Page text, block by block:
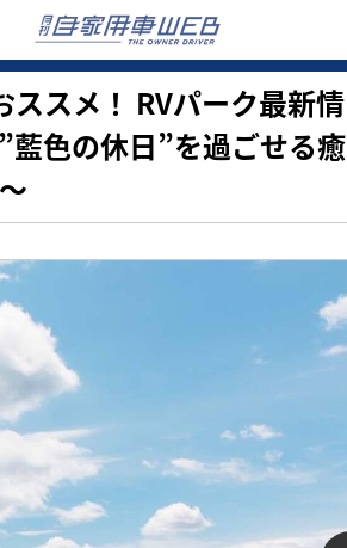
スメ！ RVパーク最新情
色の休日”を過ごせる癒